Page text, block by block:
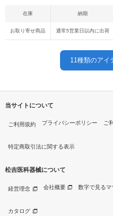
在庫 納期
お取り寄せ商品 通常5営業日以内に出荷
11種類のアイ
当サイトについて
ご利用規約 プライバシーポリシー ご
特定商取引法に関する表示
松吉医科器械について
経営理念 会社概要 数字で見るマ
カタログ